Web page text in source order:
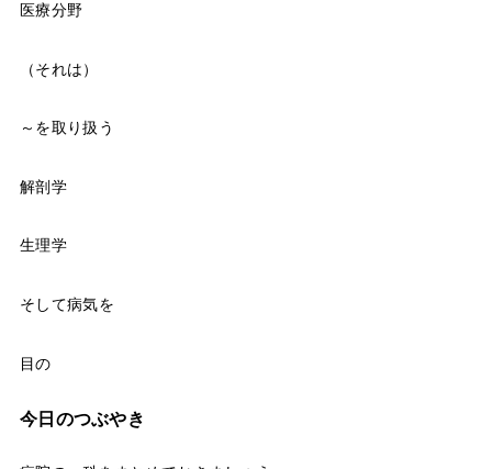
医療分野
（それは）
～を取り扱う
解剖学
生理学
そして病気を
目の
今日のつぶやき